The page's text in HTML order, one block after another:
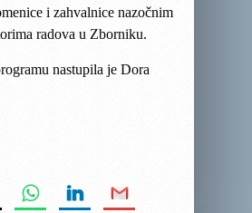
i zahvalnice nazočnim
radova u Zborniku.
nastupila je Dora